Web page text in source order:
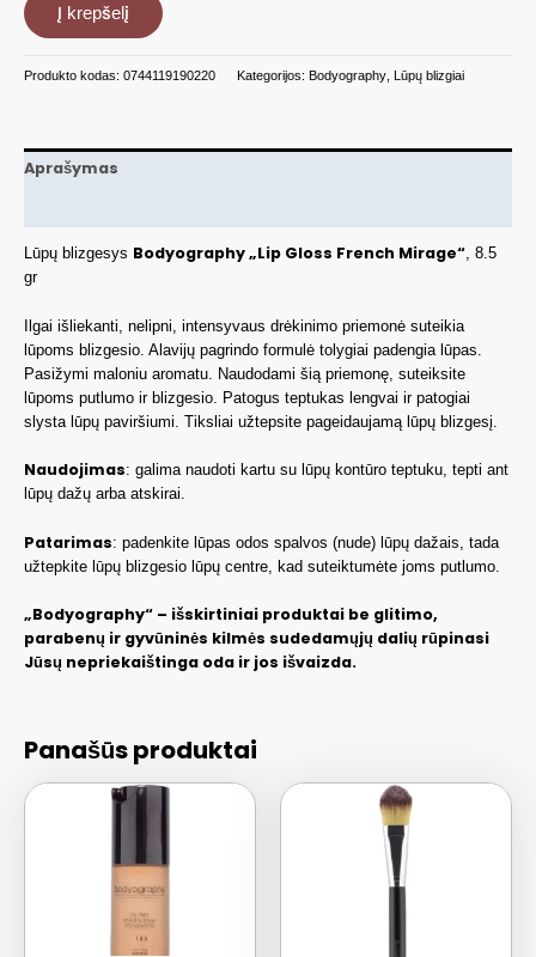
blizgesys
Mirage,
gr
Į krepšelį
Produkto kodas: 0744119190220 Kategorijos: Bodyography Lūpų blizgiai
Aprašymas
Lūpų blizgesys Bodyography „Lip Gloss French Mirage“, 8.5
gr
Ilgai išliekanti, nelipni, intensyvaus drėkinimo priemonė suteikia
lūpoms blizgesio. Alavijų pagrindo formulė tolygiai padengia lūpas.
Pasižymi maloniu aromatu. Naudodami šią priemonę, suteiksite
lūpoms putlumo ir blizgesio. Patogus teptukas lengvai ir patogiai
slysta lūpų paviršiumi. Tiksliai užtepsite pageidaujamą lūpų blizgesį.
Naudojimas: galima naudoti kartu su lūpų kontūro teptuku, tepti ant
lūpų dažų arba atskirai.
Patarimas: padenkite lūpas odos spalvos (nude) lūpų dažais, tada
užtepkite lūpų blizgesio lūpų centre, kad suteiktumėte joms putlumo.
„Bodyography“ – išskirtiniai produktai be glitimo,
parabenų ir gyvūninės kilmės sudedamųjų dalių rūpinasi
Jūsų nepriekaištinga oda ir jos išvaizda.
Panašūs produktai